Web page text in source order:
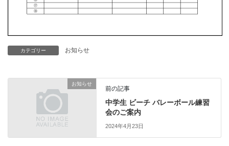
カテゴリー お知らせ
お知らせ
前の記事
中学生 ビーチ バレーボール練習
会のご案内
2024年4月23日